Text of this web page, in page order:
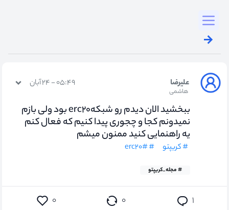
علیرضا
هاشمی
۰۵:۴۹ - ۲۴ آبان
ببخشید الان دیدم رو شبکهerc۲۰ بود ولی بازم
نمیدونم کجا و چجوری پیدا کنیم که فعال کنم
یه راهنمایی کنید ممنون میشم
# کریپتو # #erc۲۰
# مجله_کریپتو
۱ ۰ ۰